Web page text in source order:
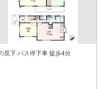
見下 バス停下車 徒歩4分